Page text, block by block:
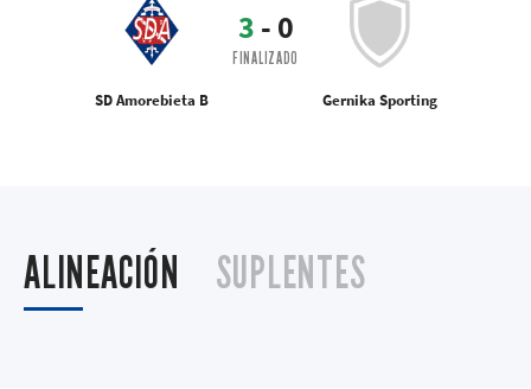
SD Amorebieta B
3 - 0
FINALIZADO
Gernika Sporting
ALINEACIÓN SUPLENTES